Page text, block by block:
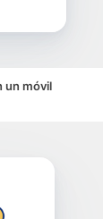
un móvil